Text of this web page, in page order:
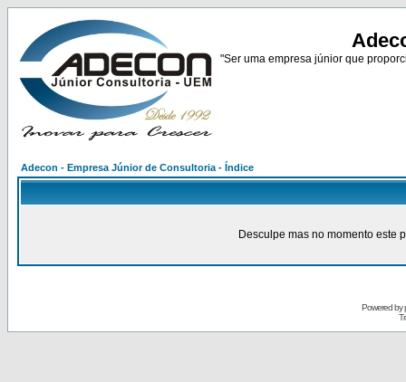
"Ser uma empresa júnior que
Adecon - Empresa Júnior de Consultoria - Índice
Desculpe mas no momento este
Powered by